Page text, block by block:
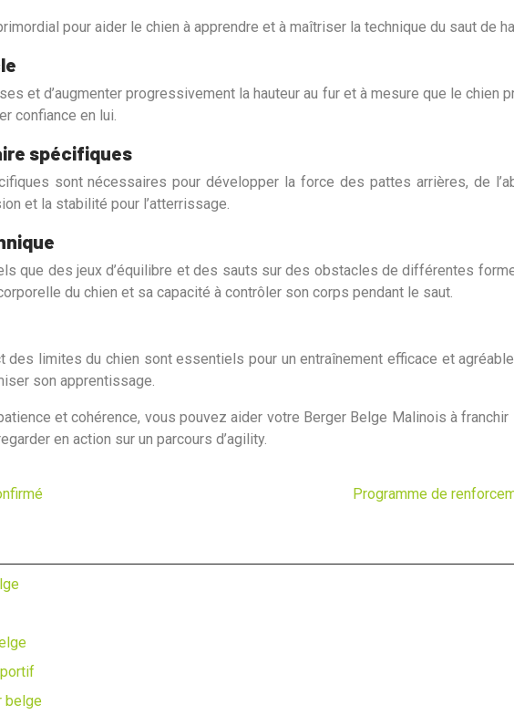
pour aider le chien à apprendre et à maîtriser la technique du saut de
et d’augmenter progressivement la hauteur au fur et à mesure que le chien
confiance en lui.
spécifiques
sont nécessaires pour développer la force des pattes arrières, de
et la stabilité pour l’atterrissage.
que des jeux d’équilibre et des sauts sur des obstacles de différentes
du chien et sa capacité à contrôler son corps pendant le saut.
limites du chien sont essentiels pour un entraînement efficace et
son apprentissage.
et cohérence, vous pouvez aider votre Berger Belge Malinois à
en action sur un parcours d’agility.
Programme de
belge